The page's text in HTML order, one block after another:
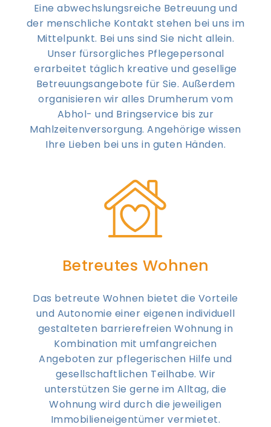
Eine abwechslungsreiche Betreuung und
der menschliche Kontakt stehen bei uns im
Mittelpunkt. Bei uns sind Sie nicht allein.
Unser fürsorgliches Pflegepersonal
erarbeitet täglich kreative und gesellige
Betreuungsangebote für Sie. Außerdem
organisieren wir alles Drumherum vom
Abhol- und Bringservice bis zur
Mahlzeitenversorgung. Angehörige wissen
Ihre Lieben bei uns in guten Händen.
Betreutes Wohnen
Das betreute Wohnen bietet die Vorteile
und Autonomie einer eigenen individuell
gestalteten barrierefreien Wohnung in
Kombination mit umfangreichen
Angeboten zur pflegerischen Hilfe und
gesellschaftlichen Teilhabe. Wir
unterstützen Sie gerne im Alltag, die
Wohnung wird durch die jeweiligen
Immobilieneigentümer vermietet.